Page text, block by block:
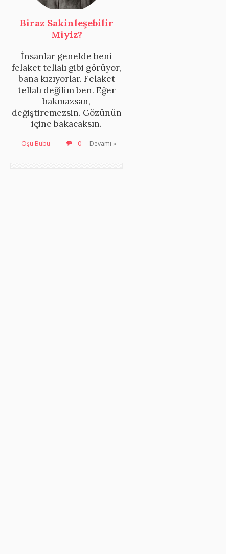
Biraz Sakinleşebilir
Miyiz?
İnsanlar genelde beni
felaket tellalı gibi görüyor,
bana kızıyorlar. Felaket
tellalı değilim ben. Eğer
bakmazsan,
değiştiremezsin. Gözünün
içine bakacaksın.
Oşu Bubu 0 Devamı »